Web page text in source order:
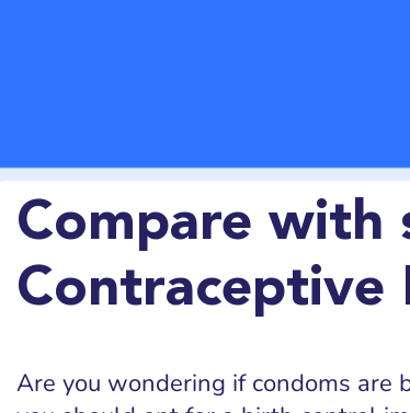
Compare with
Contraceptive
Are you wondering if condoms are